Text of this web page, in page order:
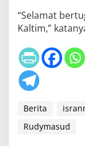
“Selamat
Kaltim,”
Berita
Rudymasud